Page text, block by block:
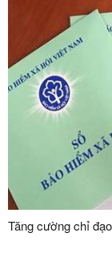
Tăng cường chỉ